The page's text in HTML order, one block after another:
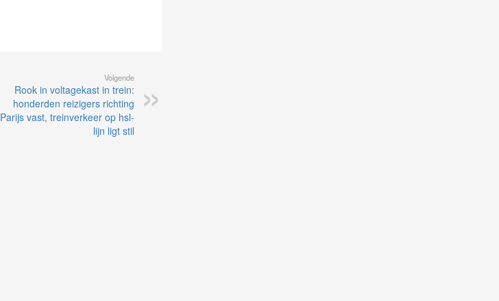
Volgende
Rook in voltagekast in trein:
honderden reizigers richting
Parijs vast, treinverkeer op hsl-
lijn ligt stil